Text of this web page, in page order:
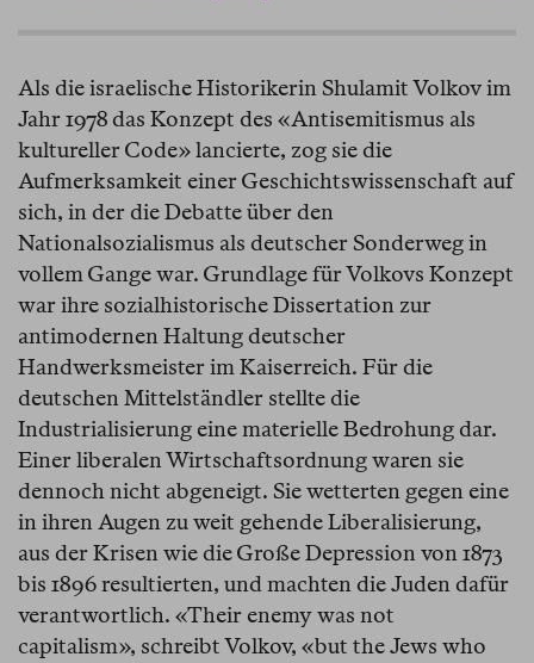
Als die israelische Historikerin Shulamit Volkov im
Jahr 1978 das Konzept des «Antisemitismus als
kultureller Code» lancierte, zog sie die
Aufmerksamkeit einer Geschichtswissenschaft auf
sich, in der die Debatte über den
Nationalsozialismus als deutscher Sonderweg in
vollem Gange war. Grundlage für Volkovs Konzept
war ihre sozialhistorische Dissertation zur
antimodernen Haltung deutscher
Handwerksmeister im Kaiserreich. Für die
deutschen Mittelständler stellte die
Industrialisierung eine materielle Bedrohung dar.
Einer liberalen Wirtschaftsordnung waren sie
dennoch nicht abgeneigt. Sie wetterten gegen eine
in ihren Augen zu weit gehende Liberalisierung,
aus der Krisen wie die Große Depression von 1873
bis 1896 resultierten, und machten die Juden dafür
verantwortlich. «Their enemy was not
capitalism», schreibt Volkov, «but the Jews who